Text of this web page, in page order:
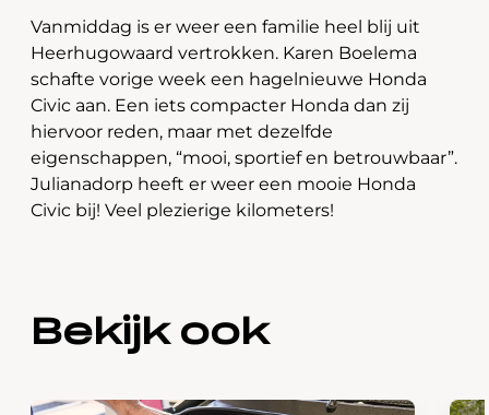
Vanmiddag is er weer een familie heel blij uit
Heerhugowaard vertrokken. Karen Boelema
schafte vorige week een hagelnieuwe Honda
Civic aan. Een iets compacter Honda dan zij
hiervoor reden, maar met dezelfde
eigenschappen, “mooi, sportief en betrouwbaar”.
Julianadorp heeft er weer een mooie Honda
Civic bij! Veel plezierige kilometers!
Bekijk ook